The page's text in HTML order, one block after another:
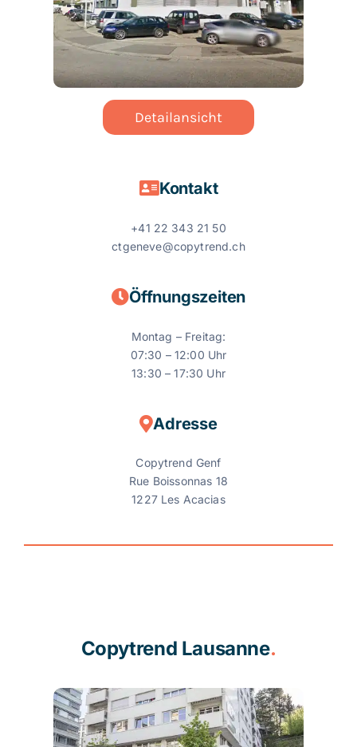
Detailansicht
Kontakt
+41 22 343 21 50
ctgeneve@copytrend.ch
Öffnungszeiten
Montag – Freitag:
07:30 – 12:00 Uhr
13:30 – 17:30 Uhr
Adresse
Copytrend Genf
Rue Boissonnas 18
1227 Les Acacias
Copytrend Lausanne.